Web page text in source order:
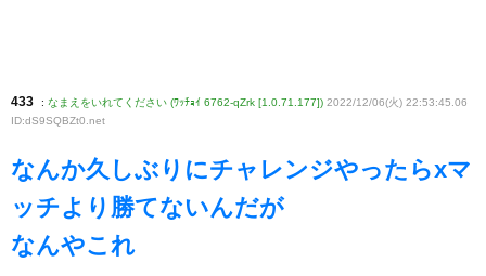
433 : なまえをいれてください (ﾜｯﾁｮｲ 6762-qZrk [1.0.71.177]) 2022/12/06(火) 22:53:45.06
ID:dS9SQBZt0 .net
なんか久しぶりにチャレンジやったらxマ
ッチより勝てないんだが
なんやこれ